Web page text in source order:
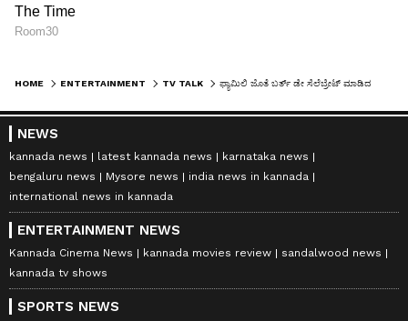
HOME ENTERTAINMENT TV TALK
NEWS
kannada news latest kannada news
karnataka news
bengaluru news
Mysore news
india news in kannada
international news in kannada
ENTERTAINMENT NEWS
Kannada Cinema News kannada movies review
sandalwood news
kannada tv shows
SPORTS NEWS